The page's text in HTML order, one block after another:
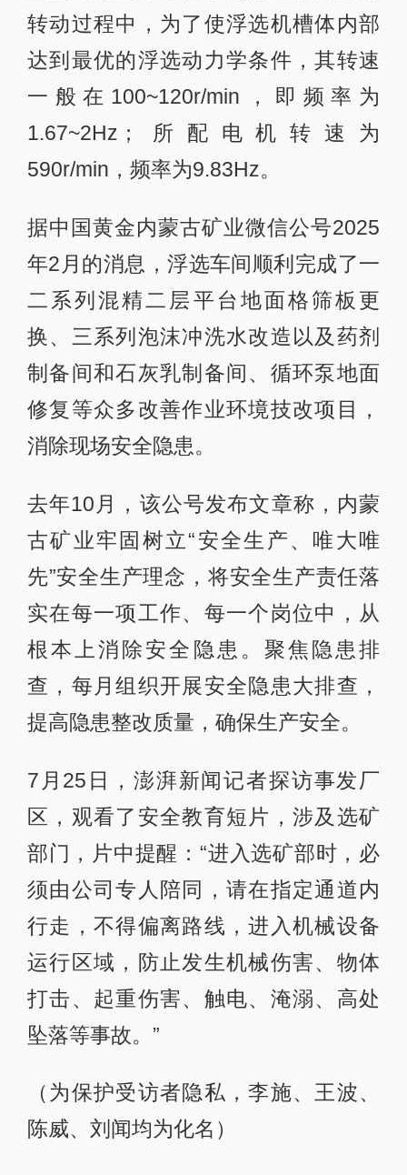
转动过程中，为了使浮选机槽体内部
达到最优的浮选动力学条件，其转速
一般在100~120r/min，即频率为
1.67~2Hz；所配电机转速为
590r/min，频率为9.83Hz。
据中国黄金内蒙古矿业微信公号2025
年2月的消息，浮选车间顺利完成了一
二系列混精二层平台地面格筛板更
换、三系列泡沫冲洗水改造以及药剂
制备间和石灰乳制备间、循环泵地面
修复等众多改善作业环境技改项目，
消除现场安全隐患。
去年10月，该公号发布文章称，内蒙
古矿业牢固树立“安全生产、唯大唯
先”安全生产理念，将安全生产责任落
实在每一项工作、每一个岗位中，从
根本上消除安全隐患。聚焦隐患排
查，每月组织开展安全隐患大排查，
提高隐患整改质量，确保生产安全。
7月25日，澎湃新闻记者探访事发厂
区，观看了安全教育短片，涉及选矿
部门，片中提醒：“进入选矿部时，必
须由公司专人陪同，请在指定通道内
行走，不得偏离路线，进入机械设备
运行区域，防止发生机械伤害、物体
打击、起重伤害、触电、淹溺、高处
坠落等事故。”
（为保护受访者隐私，李施、王波、
陈威、刘闻均为化名）